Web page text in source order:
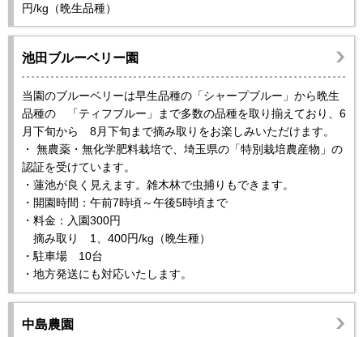
円/kg（晩生品種）
池田ブルーベリー園
当園のブルーベリーは早生品種の「シャープブルー」から晩生
品種の 「ティフブルー」まで多数の品種を取り揃えており、6
月下旬から 8月下旬まで摘み取りをお楽しみいただけます。
・ 無農薬・無化学肥料栽培で、埼玉県の「特別栽培農産物」の
認証を受けています。
・蓮池が良く見えます。雑木林で虫捕りもできます。
・開園時間：午前7時頃～午後5時頃まで
・料金：入園300円
摘み取り 1、400円/kg（晩生種）
・駐車場 10台
・地方発送にも対応いたします。
中島農園